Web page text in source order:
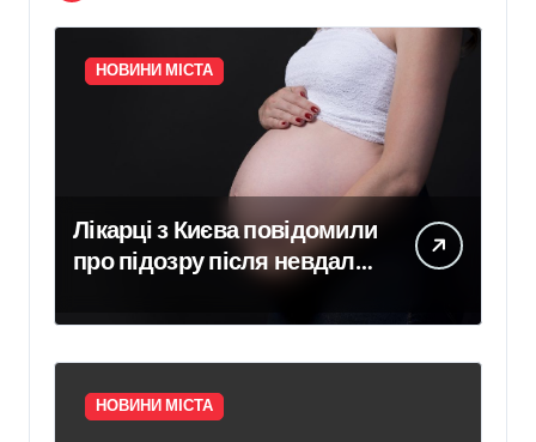
НОВИНИ МІСТА
Лікарці з Києва повідомили
про підозру після невдалої
втрати дитини у пацієнтки
НОВИНИ МІСТА